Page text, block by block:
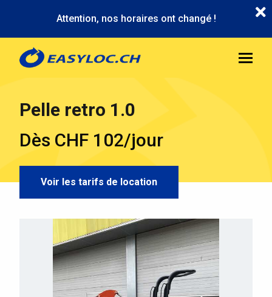
contenu
principal
Attention, nos horaires ont changé !
Pelle retro 1.0
Dès CHF 102/jour
Voir les tarifs de location